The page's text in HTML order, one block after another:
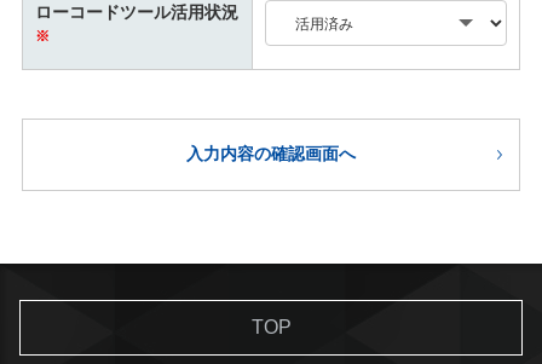
ローコードツール活用状況
※
TOP